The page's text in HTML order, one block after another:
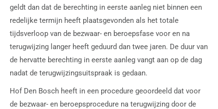
geldt dan dat de berechting in eerste aanleg niet binnen een
redelijke termijn heeft plaatsgevonden als het totale
tijdsverloop van de bezwaar- en beroepsfase voor en na
terugwijzing langer heeft geduurd dan twee jaren. De duur van
de hervatte berechting in eerste aanleg vangt aan op de dag
nadat de terugwijzingsuitspraak is gedaan.
Hof Den Bosch heeft in een procedure geoordeeld dat voor
de bezwaar- en beroepsprocedure na terugwijzing door de